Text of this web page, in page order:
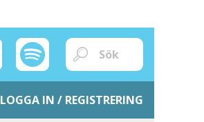
LOGGA IN / REGISTRERING